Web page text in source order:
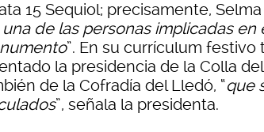
15 Sequiol; precisamente,
una de las personas implicadas en
”. En su currículum festivo
la presidencia de la Colla
de la Cofradía del Lledó, “que
”, señala la presidenta.